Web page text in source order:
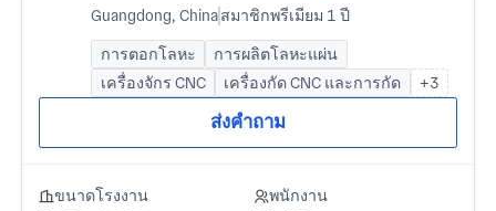
Guangdong, Chinaสมาชิกพรีเมียม 1 ปี
การตอกโลหะ
การผลิตโลหะแผ่น
เครื่องจักร CNC
เครื่องกัด CNC และการกัด +3
ส่งคำถาม
ขนาดโรงงาน พนักงาน